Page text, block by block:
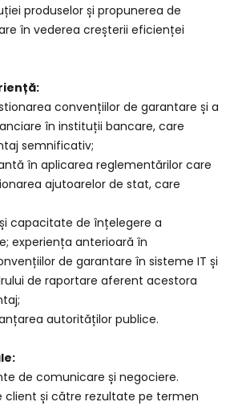
produselor și propunerea de
în vederea creșterii eficienței
convențiilor de garantare și a
în instituții bancare, care
semnificativ;
în aplicarea reglementărilor care
ajutoarelor de stat, care
capacitate de înțelegere a
experiența anterioară în
de garantare în sisteme IT și
de raportare aferent acestora
autorităților publice.
de comunicare și negociere.
și către rezultate pe termen